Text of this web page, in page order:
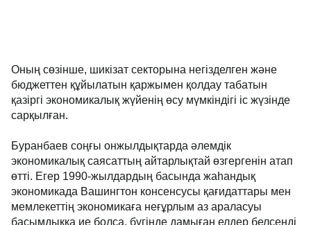
Оның сөзінше, шикізат секторына негізделген және
бюджеттен құйылатын қаржымен қолдау табатын
қазіргі экономикалық жүйенің өсу мүмкіндігі іс жүзінде
сарқылған.
Буранбаев соңғы онжылдықтарда әлемдік
экономикалық саясаттың айтарлықтай өзгергенін атап
өтті. Егер 1990-жылдардың басында жаһандық
экономикада Вашингтон консенсусы қағидаттары мен
мемлекеттің экономикаға неғұрлым аз араласуы
басымдыққа ие болса, бүгінде дамыған елдер белсенді